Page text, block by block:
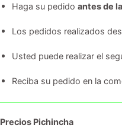
Haga su pedido antes de
Los pedidos realizados
Usted puede realizar el
Reciba su pedido en la
Precios Pichincha